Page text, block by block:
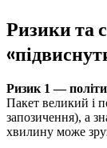
Ризики та
Ризик 1 —
Пакет великий і
запозичення), а
хвилину може